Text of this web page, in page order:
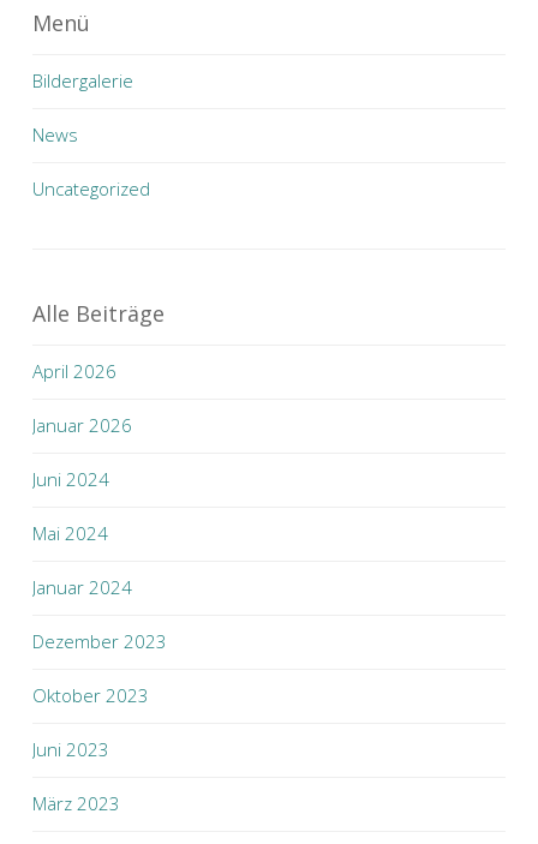
Menü
Bildergalerie
News
Uncategorized
Alle Beiträge
April 2026
Januar 2026
Juni 2024
Mai 2024
Januar 2024
Dezember 2023
Oktober 2023
Juni 2023
März 2023